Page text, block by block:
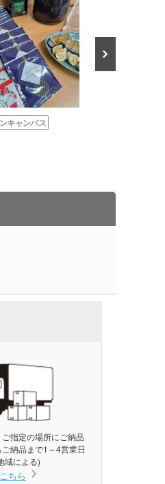
キャンパス
ちら
指定の場所にご納品
納品まで1～4営業日
域による)